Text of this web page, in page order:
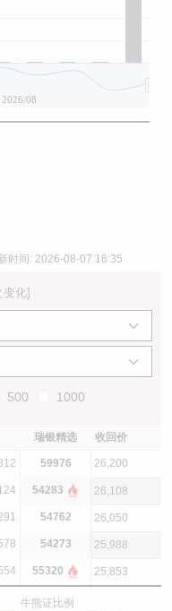
2026/08
时间: 2026-08-07 16:35
变化]
500 1000
瑞银精选 收回价
59976 26,200
54283 26,108
54762 26,050
54273 25,988
55320 25,853
牛熊证比例